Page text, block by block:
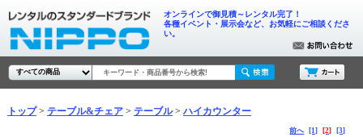
オンラインで御見積～レンタル完了！
各種イベント・展示会など、お気軽にご相談くださ
い。
トップ テーブル&チェア テーブル ハイカウンター
前へ [1] [2] [3]